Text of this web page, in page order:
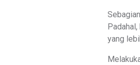
yang